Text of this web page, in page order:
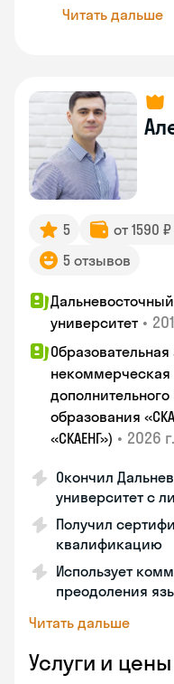
Читать дальше
5 от 1590
5 отзывов
университет •
некоммерческая
образования
«СКАЕНГ») • 2026 г.
Окончил
университет с
Получил
квалификацию
Использует
преодоления
Читать дальше
Услуги и цены